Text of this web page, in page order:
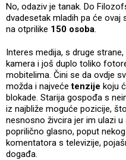
No, odaziv je tanak. Do
dvadesetak mladih pa će
na otprilike 150 osoba.
Interes medija, s druge
kamera i još duplo toliko
mobitelima. Čini se da ovdje
možda i najvećetenzije koju
blokade. Starija gospođa s
iz najbliže moguće pozicije,
nesnosno živcira jer im ulazi
poprilično glasno, poput
komentatora s televizije,
događa.